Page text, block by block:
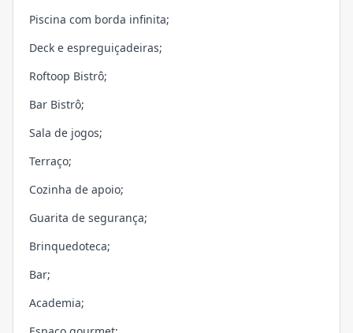
Piscina com borda infinita;
Deck e espreguiçadeiras;
Roftoop Bistrô;
Bar Bistrô;
Sala de jogos;
Terraço;
Cozinha de apoio;
Guarita de segurança;
Brinquedoteca;
Bar;
Academia;